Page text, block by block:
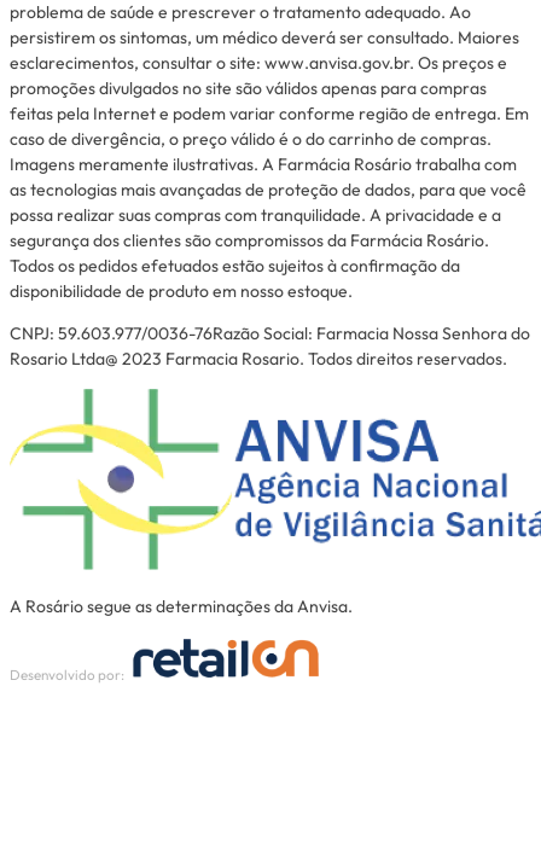
problema de saúde e prescrever o tratamento adequado. Ao
persistirem os sintomas, um médico deverá ser consultado. Maiores
esclarecimentos, consultar o site: www.anvisa.gov.br. Os preços e
promoções divulgados no site são válidos apenas para compras
feitas pela Internet e podem variar conforme região de entrega. Em
caso de divergência, o preço válido é o do carrinho de compras.
Imagens meramente ilustrativas. A Farmácia Rosário trabalha com
as tecnologias mais avançadas de proteção de dados, para que você
possa realizar suas compras com tranquilidade. A privacidade e a
segurança dos clientes são compromissos da Farmácia Rosário.
Todos os pedidos efetuados estão sujeitos à confirmação da
disponibilidade de produto em nosso estoque.
CNPJ: 59.603.977/0036-76Razão Social: Farmacia Nossa Senhora do
Rosario Ltda@ 2023 Farmacia Rosario. Todos direitos reservados.
A Rosário segue as determinações da Anvisa.
Desenvolvido por: